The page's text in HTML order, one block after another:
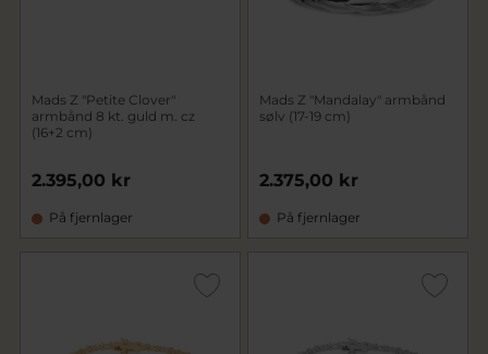
Mads Z "Petite Clover"
armbånd 8 kt. guld m. cz
(16+2 cm)
2.395,00 kr
På fjernlager
Mads Z "Mandalay" armbånd
sølv (17-19 cm)
2.375,00 kr
På fjernlager